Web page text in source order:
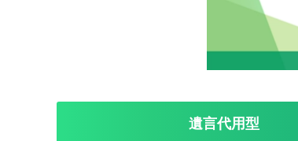
遺言代用型